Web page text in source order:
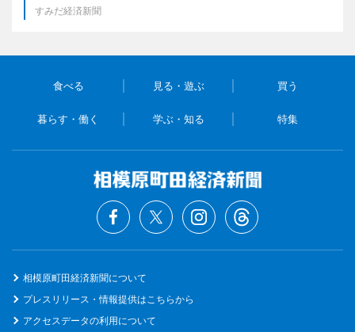
すみだ経済新聞
食べる 見る・遊ぶ 買う
暮らす・働く 学ぶ・知る 特集
相模原町田経済新聞について
プレスリリース・情報提供はこちらから
アクセスデータの利用について